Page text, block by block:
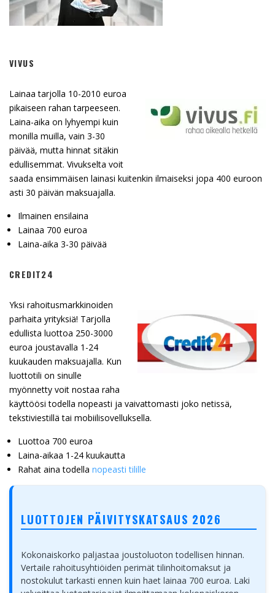
VIVUS
Lainaa tarjolla 10-2010 euroa
pikaiseen rahan tarpeeseen.
Laina-aika on lyhyempi kuin
monilla muilla, vain 3-30
päivää, mutta hinnat sitäkin
edullisemmat. Vivukselta voit
saada ensimmäisen lainasi kuitenkin ilmaiseksi jopa 400 euroon
asti 30 päivän maksuajalla.
Ilmainen ensilaina
Lainaa 700 euroa
Laina-aika 3-30 päivää
CREDIT24
Yksi rahoitusmarkkinoiden
parhaita yrityksiä! Tarjolla
edullista luottoa 250-3000
euroa joustavalla 1-24
kuukauden maksuajalla. Kun
luottotili on sinulle
myönnetty voit nostaa raha
käyttöösi todella nopeasti ja vaivattomasti joko netissä,
tekstiviestillä tai mobiilisovelluksella.
Luottoa 700 euroa
Laina-aikaa 1-24 kuukautta
Rahat aina todella nopeasti tilille
LUOTTOJEN PÄIVITYSKATSAUS 2026
Kokonaiskorko paljastaa joustoluoton todellisen hinnan.
Vertaile rahoitusyhtiöiden perimät tilinhoitomaksut ja
nostokulut tarkasti ennen kuin haet lainaa 700 euroa. Laki